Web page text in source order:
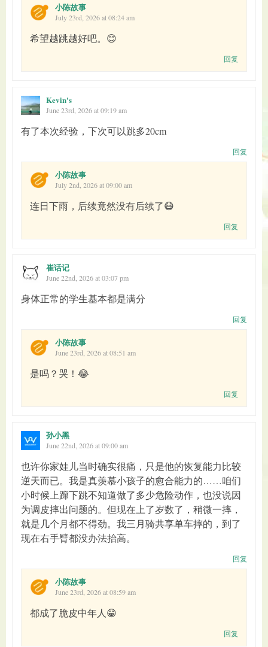
小陈故事
July 23rd, 2026 at 08:24 am
希望越跳越好吧。😊
回复
Kevin's
June 23rd, 2026 at 09:19 am
有了本次经验，下次可以跳多20cm
回复
小陈故事
July 2nd, 2026 at 09:00 am
连日下雨，后续竟然没有后续了😷
回复
崔话记
June 22nd, 2026 at 03:07 pm
身体正常的学生基本都是满分
回复
小陈故事
June 23rd, 2026 at 08:51 am
是吗？哭！😂
回复
孙小黑
June 22nd, 2026 at 09:00 am
也许你家娃儿当时确实很痛，只是他的恢复能力比较
逆天而已。我是真羡慕小孩子的愈合能力的……咱们
小时候上蹿下跳不知道做了多少危险动作，也没说因
为调皮摔出问题的。但现在上了岁数了，稍微一摔，
就是几个月都不得劲。我三月骑共享单车摔的，到了
现在右手臂都没办法抬高。
回复
小陈故事
June 23rd, 2026 at 08:59 am
都成了脆皮中年人😁
回复